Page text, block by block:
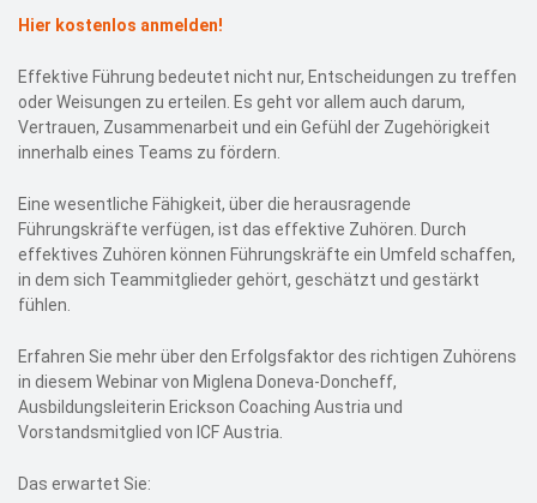
Hier kostenlos anmelden!
Effektive Führung bedeutet nicht nur, Entscheidungen zu treffen
oder Weisungen zu erteilen. Es geht vor allem auch darum,
Vertrauen, Zusammenarbeit und ein Gefühl der Zugehörigkeit
innerhalb eines Teams zu fördern.
Eine wesentliche Fähigkeit, über die herausragende
Führungskräfte verfügen, ist das effektive Zuhören. Durch
effektives Zuhören können Führungskräfte ein Umfeld schaffen,
in dem sich Teammitglieder gehört, geschätzt und gestärkt
fühlen.
Erfahren Sie mehr über den Erfolgsfaktor des richtigen Zuhörens
in diesem Webinar von Miglena Doneva-Doncheff,
Ausbildungsleiterin Erickson Coaching Austria und
Vorstandsmitglied von ICF Austria.
Das erwartet Sie: